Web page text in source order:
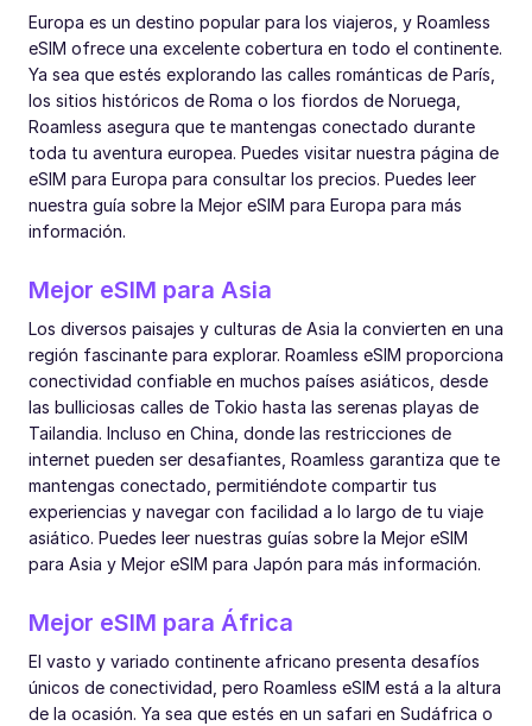
Europa es un destino popular para los viajeros, y Roamless
eSIM ofrece una excelente cobertura en todo el continente.
Ya sea que estés explorando las calles románticas de París,
los sitios históricos de Roma o los fiordos de Noruega,
Roamless asegura que te mantengas conectado durante
toda tu aventura europea. Puedes visitar nuestra página de
eSIM para Europa para consultar los precios. Puedes leer
nuestra guía sobre la Mejor eSIM para Europa para más
información.
Mejor eSIM para Asia
Los diversos paisajes y culturas de Asia la convierten en una
región fascinante para explorar. Roamless eSIM proporciona
conectividad confiable en muchos países asiáticos, desde
las bulliciosas calles de Tokio hasta las serenas playas de
Tailandia. Incluso en China, donde las restricciones de
internet pueden ser desafiantes, Roamless garantiza que te
mantengas conectado, permitiéndote compartir tus
experiencias y navegar con facilidad a lo largo de tu viaje
asiático. Puedes leer nuestras guías sobre la Mejor eSIM
para Asia y Mejor eSIM para Japón para más información.
Mejor eSIM para África
El vasto y variado continente africano presenta desafíos
únicos de conectividad, pero Roamless eSIM está a la altura
de la ocasión. Ya sea que estés en un safari en Sudáfrica o